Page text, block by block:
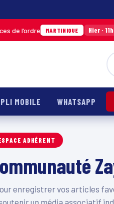
l’ordre MARTINIQUE Hier · 11h06
MOBILE WHATSAPP
ADHÉRENT
enregistrer vos articles
un média associatif